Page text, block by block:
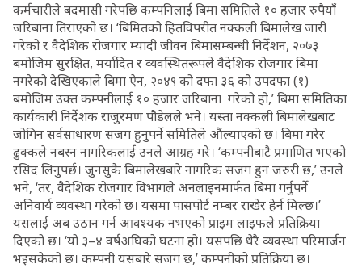
कर्मचारीले बदमासी गरेपछि कम्पनिलाई बिमा समितिले १० हजार रुपैयाँ
जरिबाना तिराएको छ। ‘बिमितको हितविपरीत नक्कली बिमालेख जारी
गरेको र वैदेशिक रोजगार म्यादी जीवन बिमासम्बन्धी निर्देशन, २०७३
बमोजिम सुरक्षित, मर्यादित र व्यवस्थितरूपले वैदेशिक रोजगार बिमा
नगरेको देखिएकाले बिमा ऐन, २०४९ को दफा ३६ को उपदफा (१)
बमोजिम उक्त कम्पनीलाई १० हजार जरिबाना गरेको हो,’ बिमा समितिका
कार्यकारी निर्देशक राजुरमण पौडेलले भने। यस्ता नक्कली बिमालेखबाट
जोगिन सर्वसाधारण सजग हुनुपर्ने समितिले औंल्याएको छ। बिमा गरेर
ढुक्कले नबस्न नागरिकलाई उनले आग्रह गरे। ‘कम्पनीबाटै प्रमाणित भएको
रसिद लिनुपर्छ। जुनसुकै बिमालेखबारे नागरिक सजग हुन जरुरी छ,’ उनले
भने, ‘तर, वैदेशिक रोजगार विभागले अनलाइनमार्फत बिमा गर्नुपर्ने
अनिवार्य व्यवस्था गरेको छ। यसमा पासपोर्ट नम्बर राखेर हेर्न मिल्छ।’
यसलाई अब उठान गर्न आवश्यक नभएको प्राइम लाइफले प्रतिक्रिया
दिएको छ। ‘यो ३–४ वर्षअघिको घटना हो। यसपछि धेरै व्यवस्था परिमार्जन
भइसकेको छ। कम्पनी यसबारे सजग छ,’ कम्पनीको प्रतिक्रिया छ।